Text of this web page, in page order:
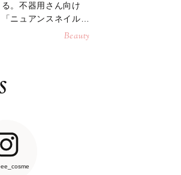
る。不器用さん向け
「ニュアンスネイル」
Beauty